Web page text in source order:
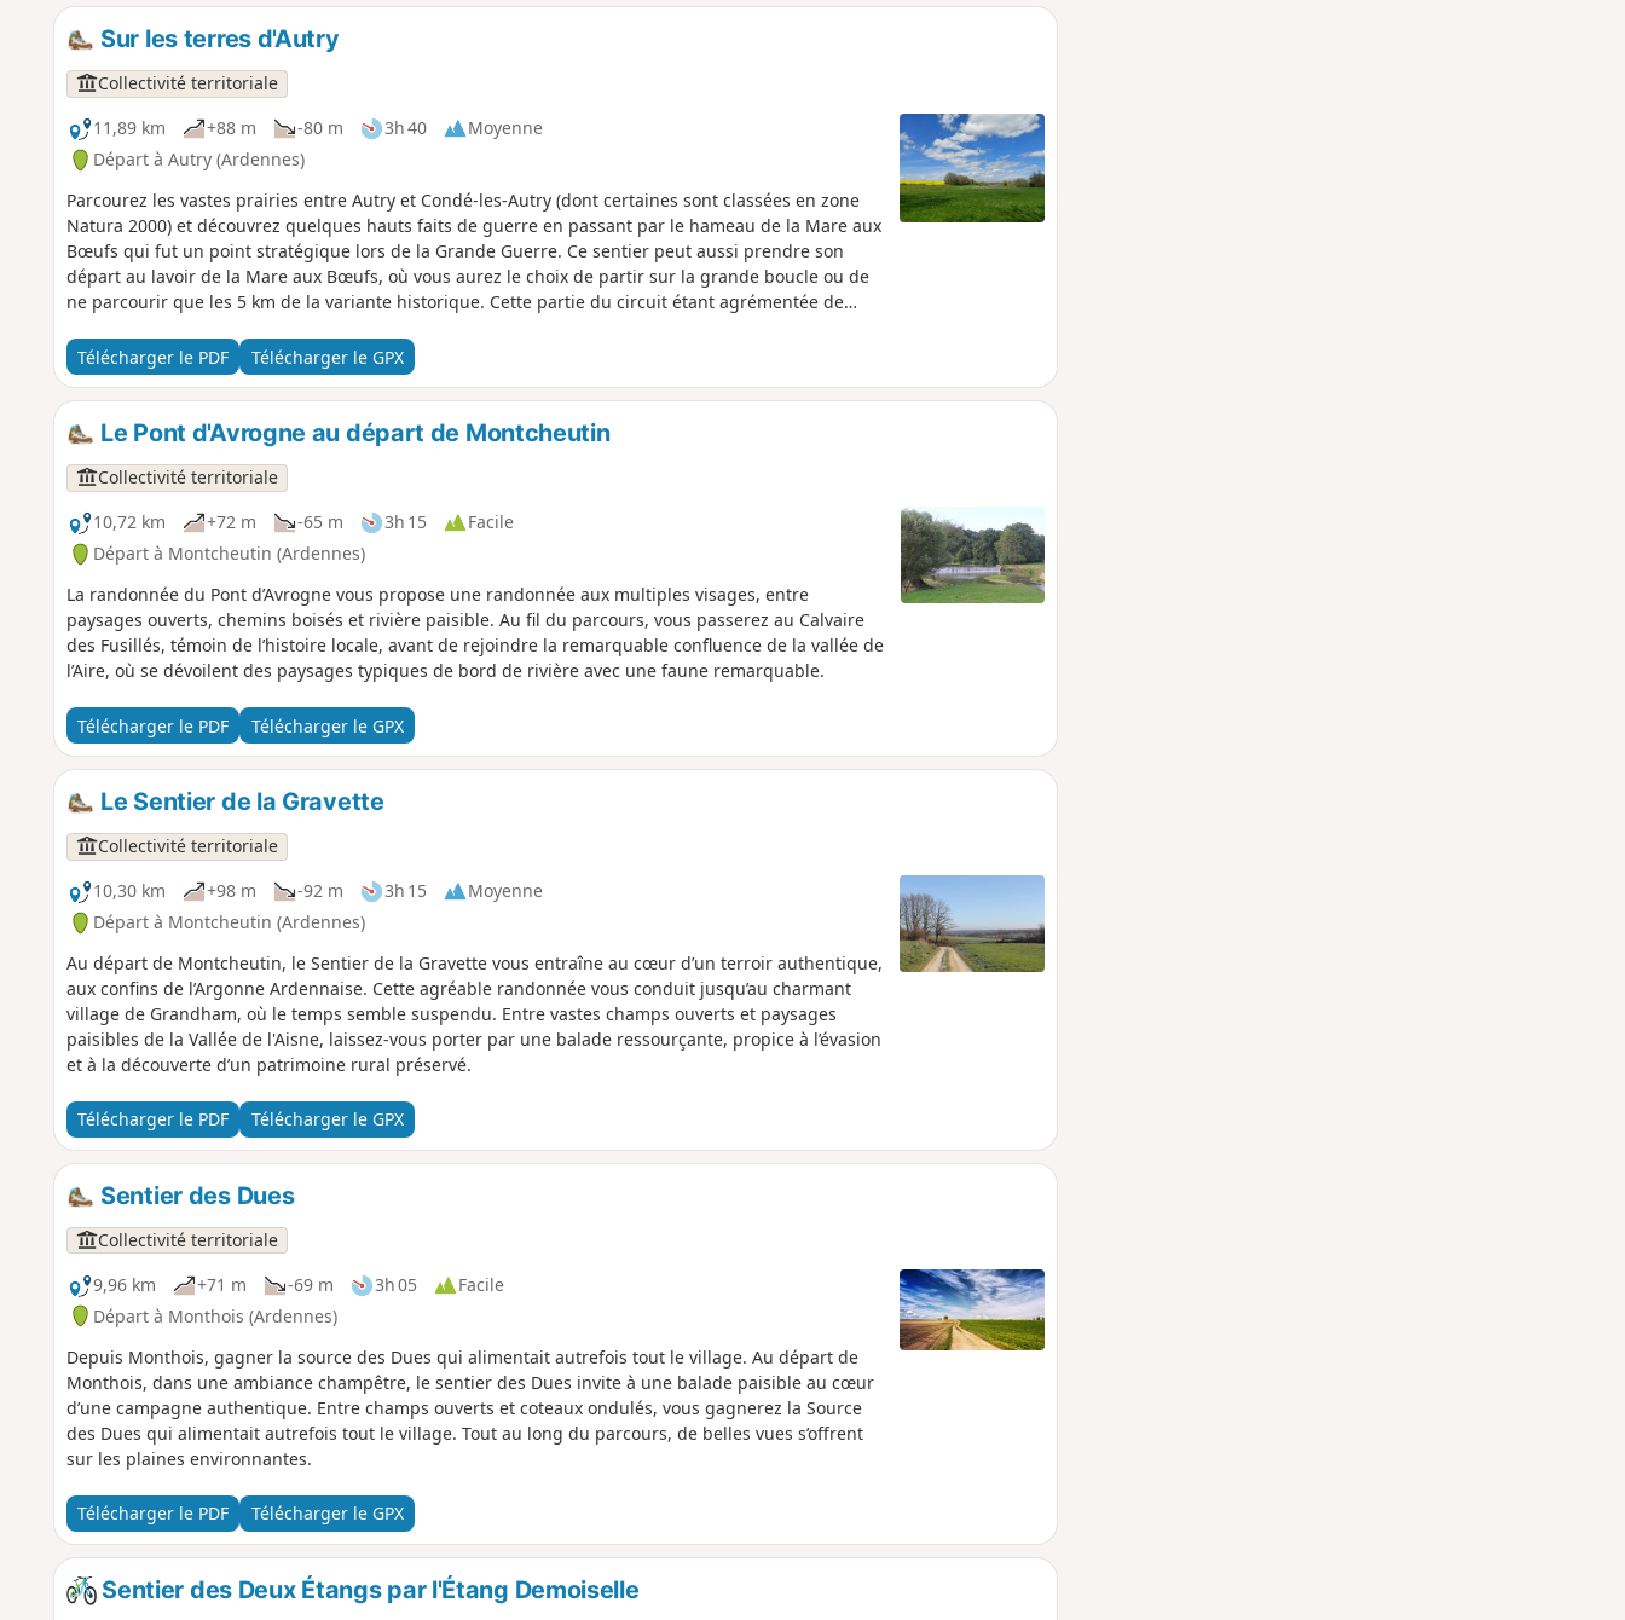
Sur les terres d'Autry
Collectivité territoriale
11,89 km
+88 m -80 m 3h 40
Moyenne
Départ à Autry (Ardennes)
Parcourez les vastes prairies entre Autry et Condé-les-Autry (dont certaines sont classées en zone
Natura 2000) et découvrez quelques hauts faits de guerre en passant par le hameau de la Mare aux
Bœufs qui fut un point stratégique lors de la Grande Guerre. Ce sentier peut aussi prendre son
départ au lavoir de la Mare aux Bœufs, où vous aurez le choix de partir sur la grande boucle ou de
ne parcourir que les 5 km de la variante historique. Cette partie du circuit étant agrémentée de
Télécharger le PDF
Télécharger le GPX
Le Pont d'Avrogne au départ de Montcheutin
Collectivité territoriale
10,72 km
+72 m -65 m 3h 15
Facile
Départ à Montcheutin (Ardennes)
La randonnée du Pont d’Avrogne vous propose une randonnée aux multiples visages, entre
paysages ouverts, chemins boisés et rivière paisible. Au fil du parcours, vous passerez au Calvaire
des Fusillés, témoin de l’histoire locale, avant de rejoindre la remarquable confluence de la vallée de
l’Aire, où se dévoilent des paysages typiques de bord de rivière avec une faune remarquable.
Télécharger le PDF Télécharger le GPX
Le Sentier de la Gravette
Collectivité territoriale
10,30 km
+98 m -92 m 3h 15
Moyenne
Départ à Montcheutin (Ardennes)
Au départ de Montcheutin, le Sentier de la Gravette vous entraîne au cœur d’un terroir authentique,
aux confins de l’Argonne Ardennaise. Cette agréable randonnée vous conduit jusqu’au charmant
village de Grandham, où le temps semble suspendu. Entre vastes champs ouverts et paysages
paisibles de la Vallée de l'Aisne, laissez-vous porter par une balade ressourçante, propice à l’évasion
et à la découverte d’un patrimoine rural préservé.
Télécharger le PDF Télécharger le GPX
Sentier des Dues
Collectivité territoriale
9,96 km
+71 m -69 m 3h 05
Facile
Départ à Monthois (Ardennes)
Depuis Monthois, gagner la source des Dues qui alimentait autrefois tout le village. Au départ de
Monthois, dans une ambiance champêtre, le sentier des Dues invite à une balade paisible au cœur
d’une campagne authentique. Entre champs ouverts et coteaux ondulés, vous gagnerez la Source
des Dues qui alimentait autrefois tout le village. Tout au long du parcours, de belles vues s’offrent
sur les plaines environnantes.
Télécharger le PDF Télécharger le GPX
Sentier des Deux Étangs par l'Étang Demoiselle